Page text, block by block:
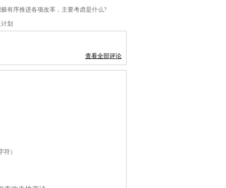
有序推进各项改革，主要考虑是什么?
划
查看全部评论
符）